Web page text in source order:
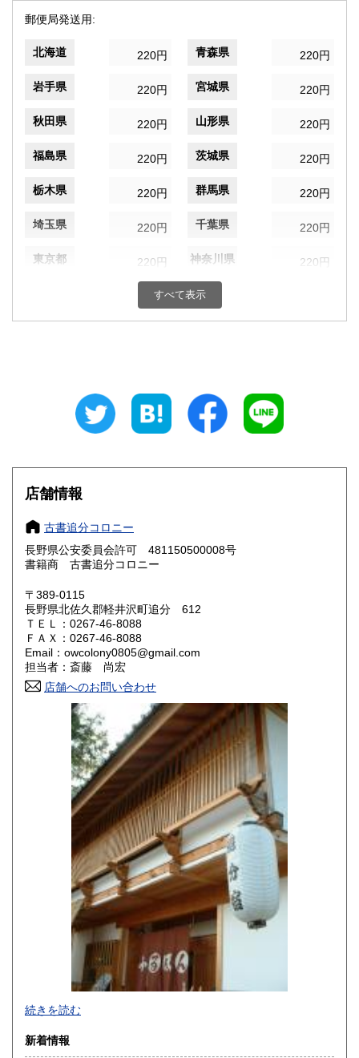
郵便局発送用:
北海道 220円 青森県 220円
岩手県 220円 宮城県 220円
秋田県 220円 山形県 220円
福島県 220円 茨城県 220円
栃木県 220円 群馬県 220円
埼玉県 220円 千葉県 220円
東京都 220円 神奈川県 220円
220円 富山県
静岡県
220円 三重県
滋賀県 220円 京都府 220円
大阪府
奈良県
鳥取県 220円
岡山県 220円 広島県
山口県 220円
香川県
220円 福岡県
220円 長崎県
220円 大分県
220円 鹿児島県
220円
すべて表示
店舗情報
古書追分コロニー
長野県公安委員会許可 481150500008号
書籍商 古書追分コロニー
〒389-0115
長野県北佐久郡軽井沢町追分 612
ＴＥＬ：0267-46-8088
ＦＡＸ：0267-46-8088
Email：owcolony0805@gmail.com
担当者：斎藤 尚宏
店舗へのお問い合わせ
続きを読む
新着情報